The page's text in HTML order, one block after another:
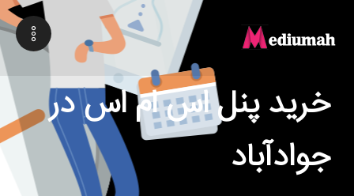
خرید پنل اس ام اس در
جوادآباد